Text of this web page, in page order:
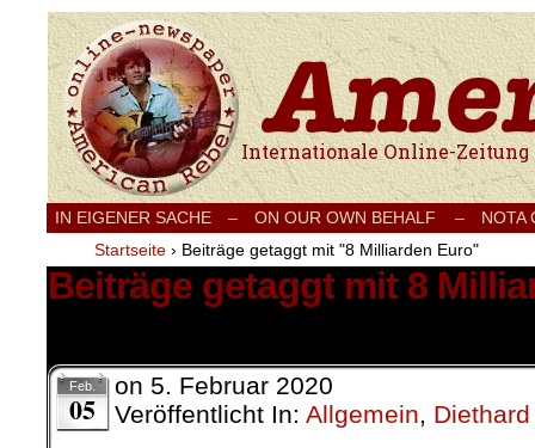
Internationale Onlinezeitung für Frieden,
IN EIGENER SACHE – ON OUR OWN BEHALF –
NOTA
Startseite › Beiträge getaggt mit "8 Milliarden Euro"
Beiträge getaggt mit 8
Feb.
05
on 5. Februar 2020
Veröffentlicht In: Allgemein,